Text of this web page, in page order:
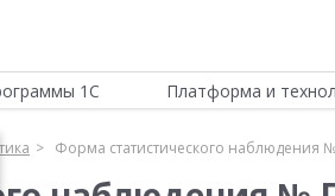
1С Платформа и
Форма статистического наблюдения